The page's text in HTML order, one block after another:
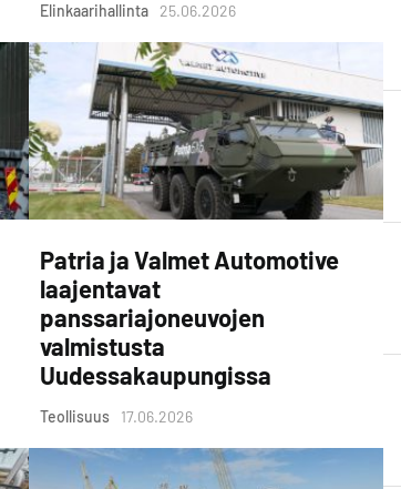
Elinkaarihallinta 25.06.2026
Patria ja Valmet Automotive
laajentavat
panssariajoneuvojen
valmistusta
Uudessakaupungissa
Teollisuus 17.06.2026